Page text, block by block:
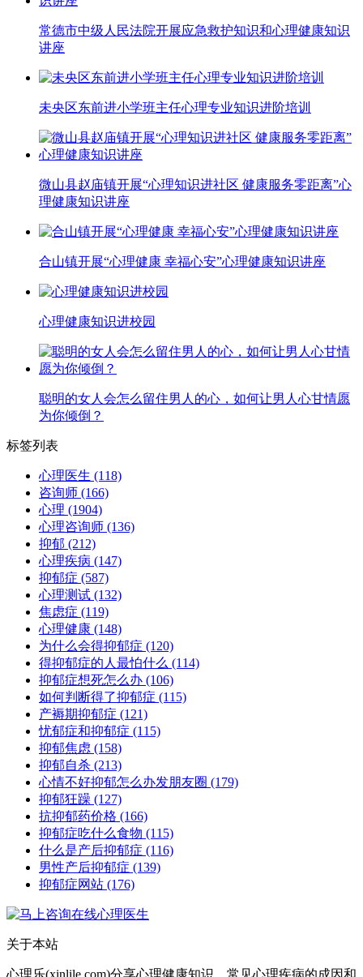
常德市中级人民法院开展应急救护知识和心理健康知识
讲座
未央区东前进小学班主任心理专业知识进阶培训
微山县赵庙镇开展“心理知识进社区 健康服务零距离”心
理健康知识讲座
合山镇开展“心理健康 幸福心安”心理健康知识讲座
心理健康知识进校园
聪明的女人会怎么留住男人的心，如何让男人心甘情愿
为你倾倒？
标签列表
心理医生 (118)
咨询师 (166)
心理 (1904)
心理咨询师 (136)
抑郁 (212)
心理疾病 (147)
抑郁症 (587)
心理测试 (132)
焦虑症 (119)
心理健康 (148)
为什么会得抑郁症 (120)
得抑郁症的人最怕什么 (114)
抑郁症想死怎么办 (106)
如何判断得了抑郁症 (115)
产褥期抑郁症 (121)
忧郁症和抑郁症 (115)
抑郁焦虑 (158)
抑郁自杀 (213)
心情不好抑郁怎么办发朋友圈 (179)
抑郁狂躁 (127)
抗抑郁药价格 (166)
抑郁症吃什么食物 (115)
什么是产后抑郁症 (116)
男性产后抑郁症 (139)
抑郁症网站 (176)
关于本站
心理乐(xinlile.com)分享心理健康知识，常见心理疾病的成因和